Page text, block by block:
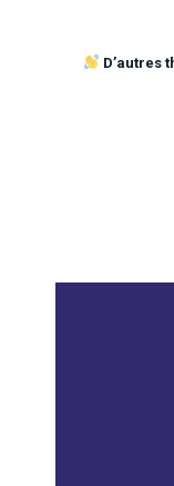
D’autres